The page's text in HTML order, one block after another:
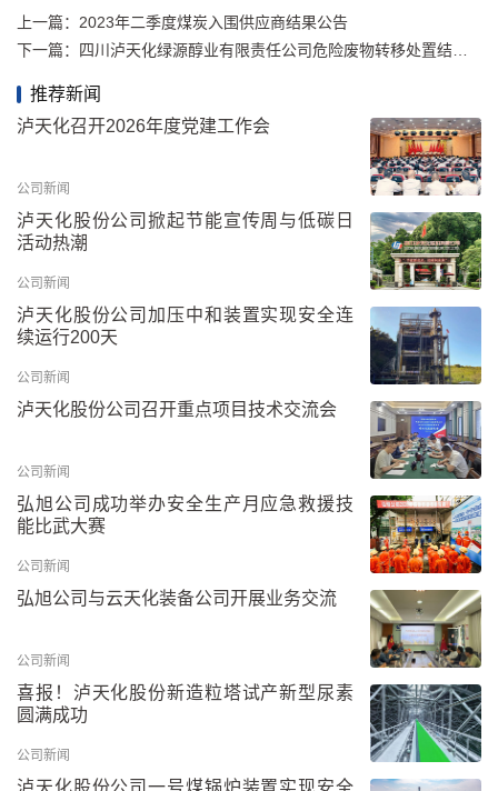
上一篇： 2023年二季度煤炭入围供应商结果公告
下一篇：
四川泸天化绿源醇业有限责任公司危险废物转移处置结果公告
推荐新闻
泸天化召开2026年度党建工作会
公司新闻
泸天化股份公司掀起节能宣传周与低碳日
活动热潮
公司新闻
泸天化股份公司加压中和装置实现安全连
续运行200天
公司新闻
泸天化股份公司召开重点项目技术交流会
公司新闻
弘旭公司成功举办安全生产月应急救援技
能比武大赛
公司新闻
弘旭公司与云天化装备公司开展业务交流
公司新闻
喜报！泸天化股份新造粒塔试产新型尿素
圆满成功
公司新闻
泸天化股份公司一号煤锅炉装置实现安全